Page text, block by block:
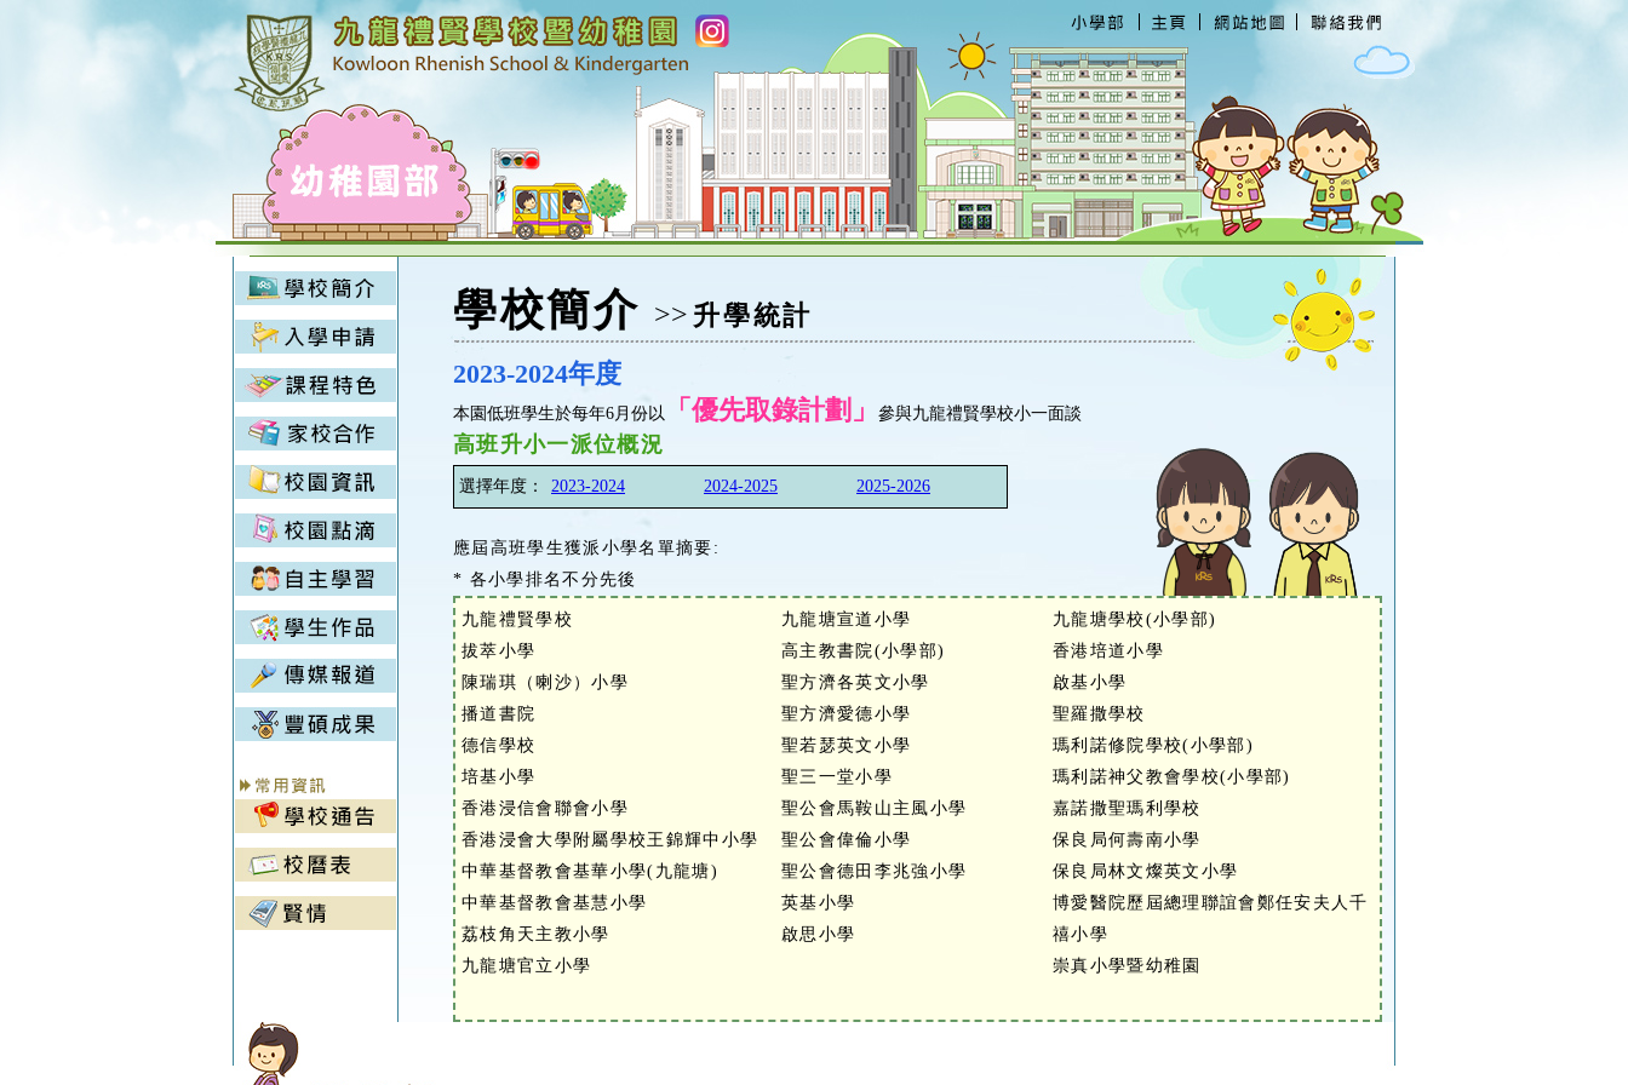
學校簡介 >> 升學統計
2023-2024年度
本園低班學生於每年6月份以 「優先取錄計劃」 參與九龍禮賢學校小一面談
高班升小一派位概況
選擇年度： 2023-2024 2024-2025 2025-2026
應屆高班學生獲派小學名單摘要:
* 各小學排名不分先後
九龍禮賢學校
拔萃小學
陳瑞琪（喇沙）小學
播道書院
德信學校
培基小學
香港浸信會聯會小學
香港浸會大學附屬學校王錦輝中小學
中華基督教會基華小學(九龍塘)
中華基督教會基慧小學
荔枝角天主教小學
九龍塘官立小學
九龍塘宣道小學
高主教書院(小學部)
聖方濟各英文小學
聖方濟愛德小學
聖若瑟英文小學
聖三一堂小學
聖公會馬鞍山主風小學
聖公會偉倫小學
聖公會德田李兆強小學
英基小學
啟思小學
九龍塘學校(小學部)
香港培道小學
啟基小學
聖羅撒學校
瑪利諾修院學校(小學部)
瑪利諾神父教會學校(小學部)
嘉諾撒聖瑪利學校
保良局何壽南小學
保良局林文燦英文小學
博愛醫院歷屆總理聯誼會鄭任安夫人千
禧小學
崇真小學暨幼稚園